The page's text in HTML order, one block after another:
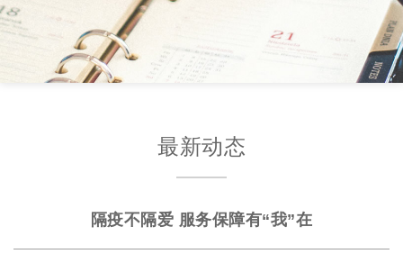
最新动态
隔疫不隔爱 服务保障有“我”在